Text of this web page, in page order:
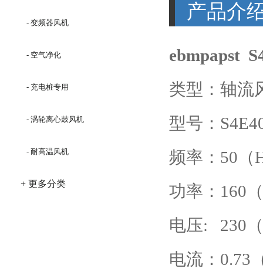
- 变频器风机
- 空气净化
- 充电桩专用
- 涡轮离心鼓风机
- 耐高温风机
+ 更多分类
产品介
ebmpapst
类型：轴流
型号：
频率：50（
功率：160
电压: 230
电流：0.73